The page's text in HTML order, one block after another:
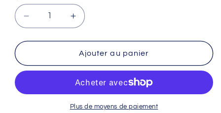
Réduire
la
quantité
KIT
TALARIA
Augmenter
la
quantité
de
KIT
19/16
TALARIA
STING
Ajouter au panier
Plus de moyens de paiement